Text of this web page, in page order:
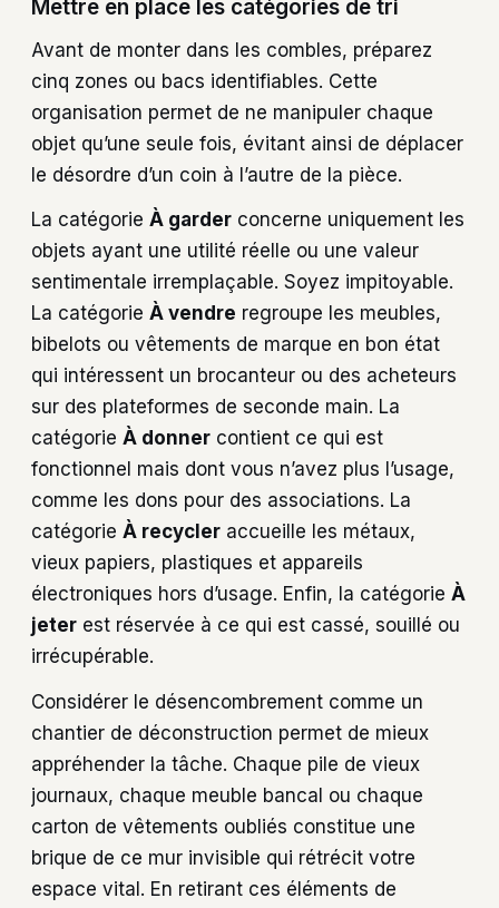
Mettre en place les catégories de tri
Avant de monter dans les combles, préparez
cinq zones ou bacs identifiables. Cette
organisation permet de ne manipuler chaque
objet qu’une seule fois, évitant ainsi de déplacer
le désordre d’un coin à l’autre de la pièce.
La catégorie À garder concerne uniquement les
objets ayant une utilité réelle ou une valeur
sentimentale irremplaçable. Soyez impitoyable.
La catégorie À vendre regroupe les meubles,
bibelots ou vêtements de marque en bon état
qui intéressent un brocanteur ou des acheteurs
sur des plateformes de seconde main. La
catégorie À donner contient ce qui est
fonctionnel mais dont vous n’avez plus l’usage,
comme les dons pour des associations. La
catégorie À recycler accueille les métaux,
vieux papiers, plastiques et appareils
électroniques hors d’usage. Enfin, la catégorie À
jeter est réservée à ce qui est cassé, souillé ou
irrécupérable.
Considérer le désencombrement comme un
chantier de déconstruction permet de mieux
appréhender la tâche. Chaque pile de vieux
journaux, chaque meuble bancal ou chaque
carton de vêtements oubliés constitue une
brique de ce mur invisible qui rétrécit votre
espace vital. En retirant ces éléments de